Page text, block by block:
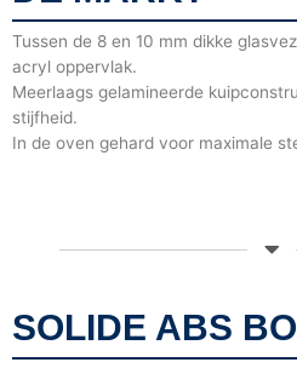
Tussen de 8 en 10 mm dikke
acryl oppervlak.
Meerlaags gelamineerde
stijfheid.
In de oven gehard voor maximale
SOLIDE ABS